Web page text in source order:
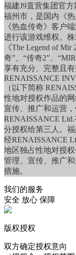
福建J9直营集团官
福州市，是国内《
《热血传奇》客户
进行该游戏维权。
《The Legend of
奇”、“传奇2”、
享有充分、完整且
RENAISSANCE
（以下简称
性地对授权作品的
宣传、推广和运营
RENAISSANCE
分授权给第三人。
经RENAISSANCE
地区独占性地对授
管理、宣传、推广
措施。
我们的服务
安全 放心 保障
版权授权
双方确定授权意向